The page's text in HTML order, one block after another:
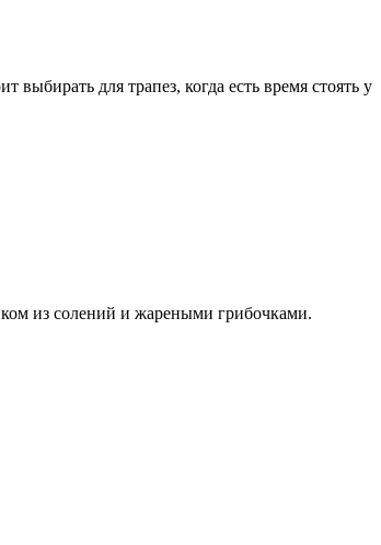
для трапез, когда есть время стоять у
из солений и жареными грибочками.